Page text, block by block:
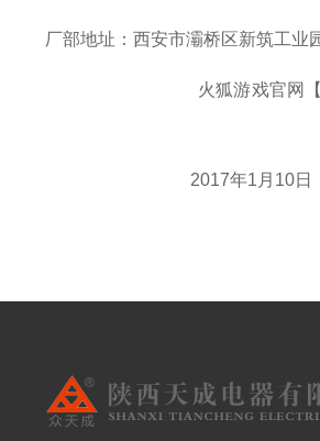
厂部地址：西安市灞桥区新筑工业
火狐游戏官网【中国
2017年1月10日